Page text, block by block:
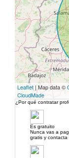
Leaflet | Map data ©
CloudMade
¿Por qué contratar
Es gratuito
Nunca vas a
gratis y contacta